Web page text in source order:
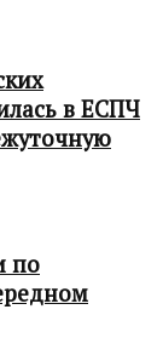
в ЕСПЧ
по